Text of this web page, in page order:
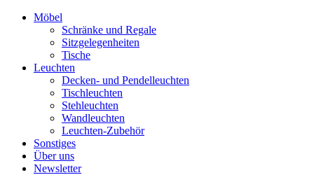
Möbel
Schränke und Regale
Sitzgelegenheiten
Tische
Leuchten
Decken- und Pendelleuchten
Tischleuchten
Stehleuchten
Wandleuchten
Leuchten-Zubehör
Sonstiges
Über uns
Newsletter